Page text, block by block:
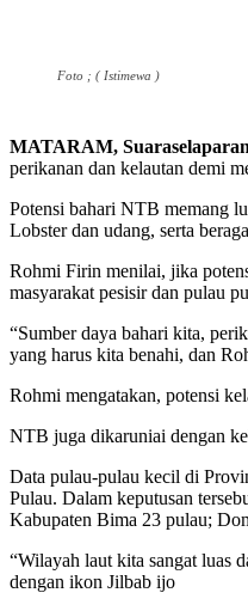
Foto ; ( Istimewa )
MATARAM,
perikanan dan kelautan demi
Potensi bahari NTB memang
Lobster dan udang, serta
Rohmi Firin menilai, jika
masyarakat pesisir dan pulau
“Sumber daya bahari kita,
yang harus kita benahi, dan
Rohmi mengatakan, potensi
NTB juga dikaruniai dengan
Data pulau-pulau kecil di
Pulau. Dalam keputusan
Kabupaten Bima 23 pulau;
“Wilayah laut kita sangat luas
dengan ikon Jilbab ijo